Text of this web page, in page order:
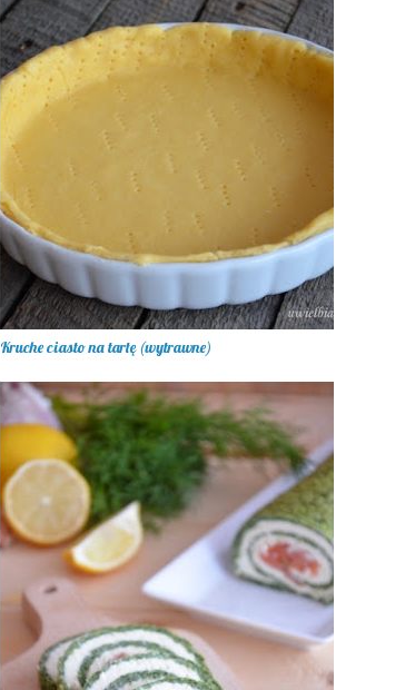
Kruche ciasto na tartę (wytrawne)